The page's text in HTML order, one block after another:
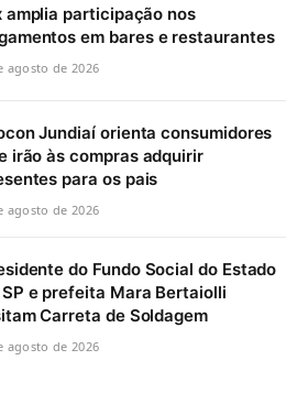
amplia participação nos
em bares e restaurantes
agosto de 2026
Jundiaí orienta consumidores
irão às compras adquirir
para os pais
agosto de 2026
do Fundo Social do Estado
e prefeita Mara Bertaiolli
Carreta de Soldagem
agosto de 2026